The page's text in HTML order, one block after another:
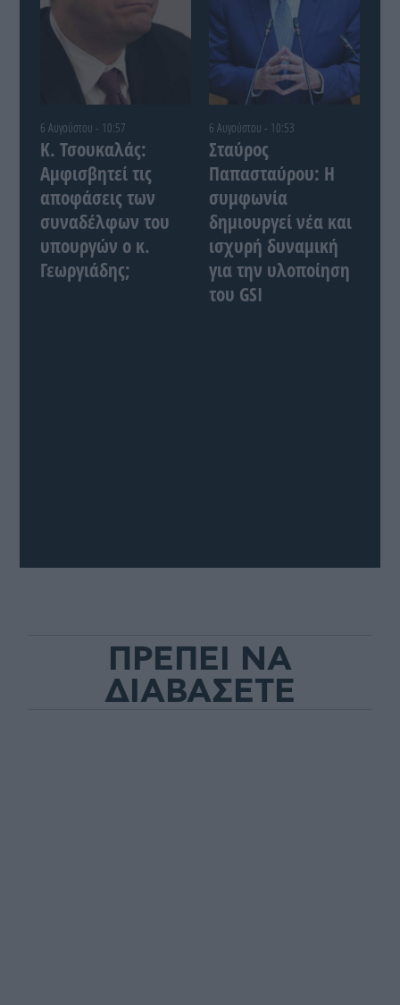
6 Αυγούστου - 10:57
Κ. Τσουκαλάς:
Αμφισβητεί τις
αποφάσεις των
συναδέλφων του
υπουργών ο κ.
Γεωργιάδης;
6 Αυγούστου - 10:53
Σταύρος
Παπασταύρου: Η
συμφωνία
δημιουργεί νέα και
ισχυρή δυναμική
για την υλοποίηση
του GSI
ΠΡΕΠΕΙ ΝΑ
ΔΙΑΒΑΣΕΤΕ